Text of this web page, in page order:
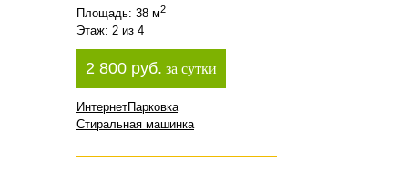
Площадь: 38 м2
Этаж: 2 из 4
2 800 руб. за сутки
ИнтернетПарковка
Стиральная машинка